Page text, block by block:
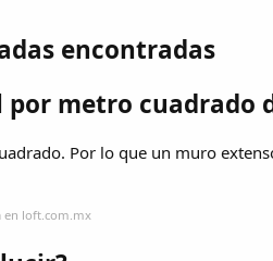
encontradas
metro cuadrado
Por lo que un muro
en loft.com.mx